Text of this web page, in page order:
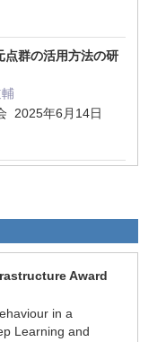
点群の活用方法の研
2025年6月14日
Award
in a
Learning and